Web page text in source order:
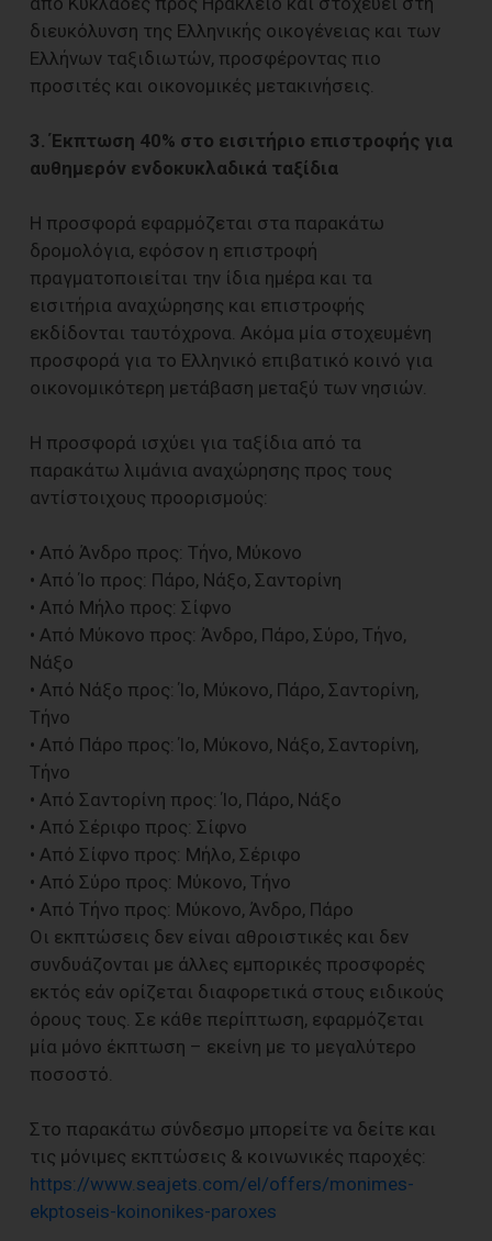
διευκόλυνση της Ελληνικής οικογένειας και των
Ελλήνων ταξιδιωτών, προσφέροντας πιο
προσιτές και οικονομικές μετακινήσεις.
3. Έκπτωση 40% στο εισιτήριο επιστροφής για
αυθημερόν ενδοκυκλαδικά ταξίδια
Η προσφορά εφαρμόζεται στα παρακάτω
δρομολόγια, εφόσον η επιστροφή
πραγματοποιείται την ίδια ημέρα και τα
εισιτήρια αναχώρησης και επιστροφής
εκδίδονται ταυτόχρονα. Ακόμα μία στοχευμένη
προσφορά για το Ελληνικό επιβατικό κοινό για
οικονομικότερη μετάβαση μεταξύ των νησιών.
Η προσφορά ισχύει για ταξίδια από τα
παρακάτω λιμάνια αναχώρησης προς τους
αντίστοιχους προορισμούς:
• Από Άνδρο προς: Τήνο, Μύκονο
• Από Ίο προς: Πάρο, Νάξο, Σαντορίνη
• Από Μήλο προς: Σίφνο
• Από Μύκονο προς: Άνδρο, Πάρο, Σύρο, Τήνο,
Νάξο
• Από Νάξο προς: Ίο, Μύκονο, Πάρο, Σαντορίνη,
Τήνο
• Από Πάρο προς: Ίο, Μύκονο, Νάξο, Σαντορίνη,
Τήνο
• Από Σαντορίνη προς: Ίο, Πάρο, Νάξο
• Από Σέριφο προς: Σίφνο
• Από Σίφνο προς: Μήλο, Σέριφο
• Από Σύρο προς: Μύκονο, Τήνο
• Από Τήνο προς: Μύκονο, Άνδρο, Πάρο
Οι εκπτώσεις δεν είναι αθροιστικές και δεν
συνδυάζονται με άλλες εμπορικές προσφορές
εκτός εάν ορίζεται διαφορετικά στους ειδικούς
όρους τους. Σε κάθε περίπτωση, εφαρμόζεται
μία μόνο έκπτωση – εκείνη με το μεγαλύτερο
ποσοστό.
Στο παρακάτω σύνδεσμο μπορείτε να δείτε και
τις μόνιμες εκπτώσεις & κοινωνικές παροχές:
https://www.seajets.com/el/offers/monimes-
ekptoseis-koinonikes-paroxes